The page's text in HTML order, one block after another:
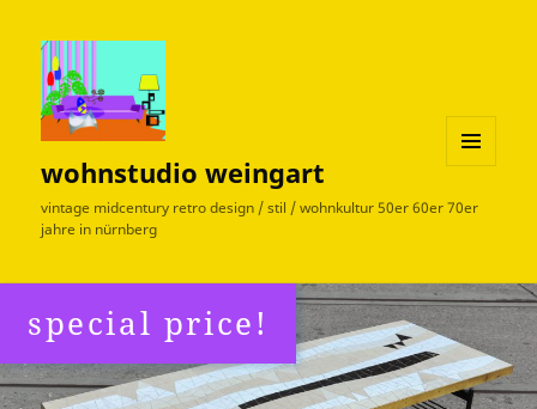
wohnstudio weingart
vintage midcentury retro design / stil / wohnkultur 50er 60er 70er
jahre in nürnberg
WIDGETS